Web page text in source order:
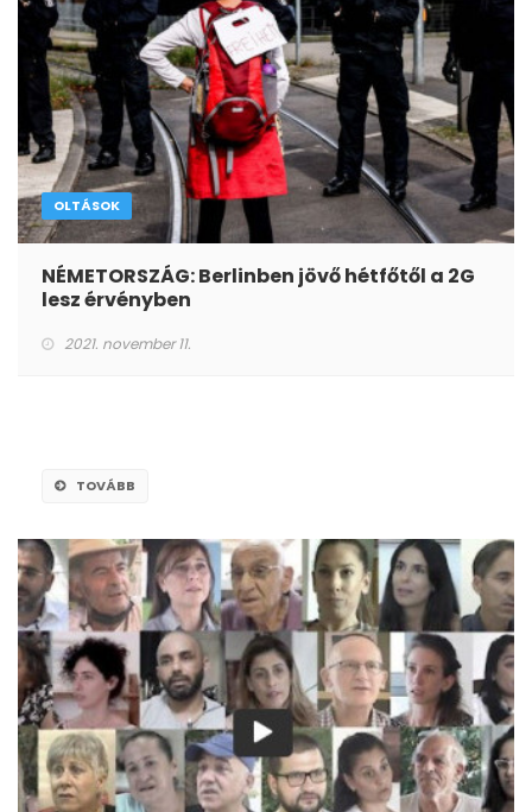
OLTÁSOK
NÉMETORSZÁG: Berlinben jövő hétfőtől a 2G
lesz érvényben
2021. november 11.
TOVÁBB